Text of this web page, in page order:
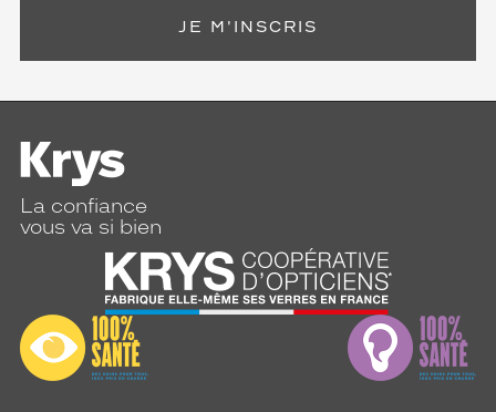
JE M'INSCRIS
La confiance
vous va si bien